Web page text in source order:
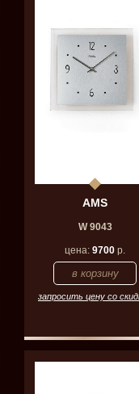
AMS
W 9043
цена: 9700 р.
запросить цену со